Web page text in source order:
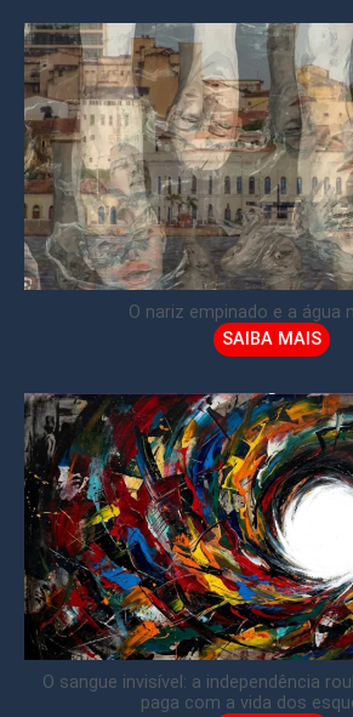
O nariz empinado e a água
SAIBA MAIS
O sangue invisível: a independência
paga com a vida dos